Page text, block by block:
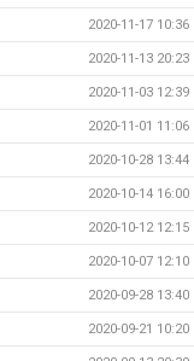
2020-11-17 10:36
2020-11-13 20:23
2020-11-03 12:39
2020-11-01 11:06
2020-10-28 13:44
2020-10-14 16:00
2020-10-12 12:15
2020-10-07 12:10
2020-09-28 13:40
2020-09-21 10:20